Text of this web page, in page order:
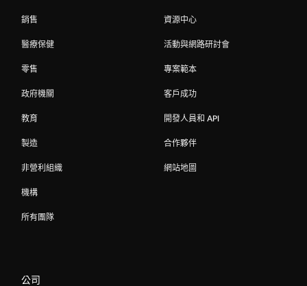
銷售
醫療保健
零售
政府機關
教育
製造
非營利組織
機構
所有團隊
資源中心
活動與網路研討會
專案範本
客戶成功
開發人員和 API
合作夥伴
網站地圖
公司